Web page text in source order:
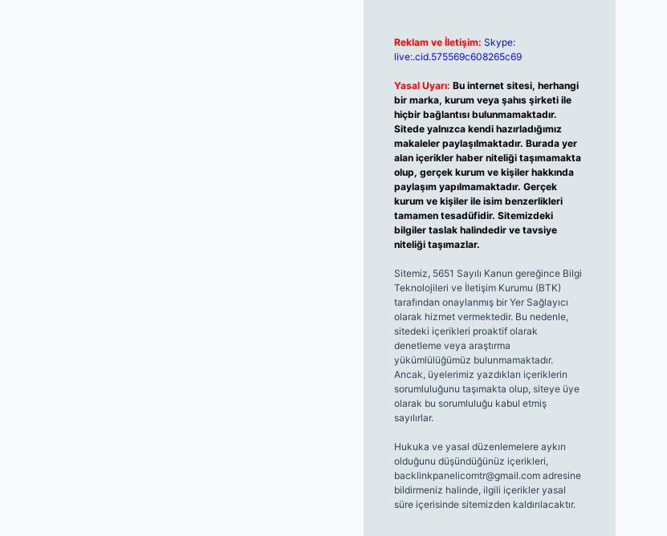
Reklam ve İletişim: Skype:
live:.cid.575569c608265c69
Yasal Uyarı: Bu internet sitesi, herhangi
bir marka, kurum veya şahıs şirketi ile
hiçbir bağlantısı bulunmamaktadır.
Sitede yalnızca kendi hazırladığımız
makaleler paylaşılmaktadır. Burada yer
alan içerikler haber niteliği taşımamakta
olup, gerçek kurum ve kişiler hakkında
paylaşım yapılmamaktadır. Gerçek
kurum ve kişiler ile isim benzerlikleri
tamamen tesadüfidir. Sitemizdeki
bilgiler taslak halindedir ve tavsiye
niteliği taşımazlar.
Sitemiz, 5651 Sayılı Kanun gereğince Bilgi
Teknolojileri ve İletişim Kurumu (BTK)
tarafından onaylanmış bir Yer Sağlayıcı
olarak hizmet vermektedir. Bu nedenle,
sitedeki içerikleri proaktif olarak
denetleme veya araştırma
yükümlülüğümüz bulunmamaktadır.
Ancak, üyelerimiz yazdıkları içeriklerin
sorumluluğunu taşımakta olup, siteye üye
olarak bu sorumluluğu kabul etmiş
sayılırlar.
Hukuka ve yasal düzenlemelere aykırı
olduğunu düşündüğünüz içerikleri,
backlinkpanelicomtr@gmail.comadresine
bildirmeniz halinde, ilgili içerikler yasal
süre içerisinde sitemizden kaldırılacaktır.